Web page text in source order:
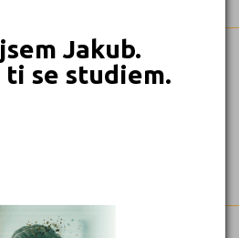
Jakub.
ti se studiem.